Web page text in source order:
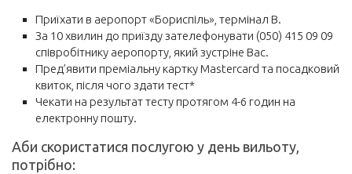
Приїхати в аеропорт «Бориспіль», термінал B.
За 10 хвилин до приїзду зателефонувати (050) 415 09 09
співробітнику аеропорту, який зустріне Вас.
Пред’явити преміальну картку Mastercard та посадковий
квиток, після чого здати тест*
Чекати на результат тесту протягом 4-6 годин на
електронну пошту.
Аби скористатися послугою у день вильоту,
потрібно: